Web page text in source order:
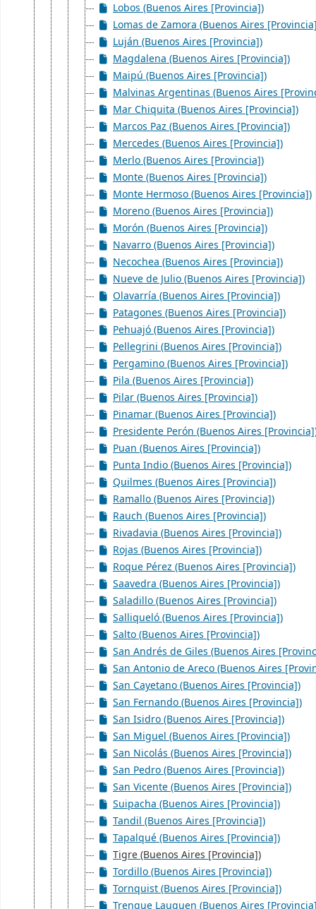
Lobos (Buenos Aires [Provincia])
Lomas de Zamora (Buenos Aires
Luján (Buenos Aires [Provincia])
Magdalena (Buenos Aires [Provincia])
Maipú (Buenos Aires [Provincia])
Malvinas Argentinas (Buenos Aires
Mar Chiquita (Buenos Aires [Provincia])
Marcos Paz (Buenos Aires [Provincia])
Mercedes (Buenos Aires [Provincia])
Merlo (Buenos Aires [Provincia])
Monte (Buenos Aires [Provincia])
Monte Hermoso (Buenos Aires [Provincia])
Moreno (Buenos Aires [Provincia])
Morón (Buenos Aires [Provincia])
Navarro (Buenos Aires [Provincia])
Necochea (Buenos Aires [Provincia])
Nueve de Julio (Buenos Aires [Provincia])
Olavarría (Buenos Aires [Provincia])
Patagones (Buenos Aires [Provincia])
Pehuajó (Buenos Aires [Provincia])
Pellegrini (Buenos Aires [Provincia])
Pergamino (Buenos Aires [Provincia])
Pila (Buenos Aires [Provincia])
Pilar (Buenos Aires [Provincia])
Pinamar (Buenos Aires [Provincia])
Presidente Perón (Buenos Aires
Puan (Buenos Aires [Provincia])
Punta Indio (Buenos Aires [Provincia])
Quilmes (Buenos Aires [Provincia])
Ramallo (Buenos Aires [Provincia])
Rauch (Buenos Aires [Provincia])
Rivadavia (Buenos Aires [Provincia])
Rojas (Buenos Aires [Provincia])
Roque Pérez (Buenos Aires [Provincia])
Saavedra (Buenos Aires [Provincia])
Saladillo (Buenos Aires [Provincia])
Salliqueló (Buenos Aires [Provincia])
Salto (Buenos Aires [Provincia])
San Andrés de Giles (Buenos Aires
San Antonio de Areco (Buenos Aires
San Cayetano (Buenos Aires [Provincia])
San Fernando (Buenos Aires [Provincia])
San Isidro (Buenos Aires [Provincia])
San Miguel (Buenos Aires [Provincia])
San Nicolás (Buenos Aires [Provincia])
San Pedro (Buenos Aires [Provincia])
San Vicente (Buenos Aires [Provincia])
Suipacha (Buenos Aires [Provincia])
Tandil (Buenos Aires [Provincia])
Tapalqué (Buenos Aires [Provincia])
Tigre (Buenos Aires [Provincia])
Tordillo (Buenos Aires [Provincia])
Tornquist (Buenos Aires [Provincia])